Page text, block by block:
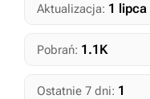
Aktualizacja: 1 lipca
Pobrań: 1.1K
Ostatnie 7 dni: 1